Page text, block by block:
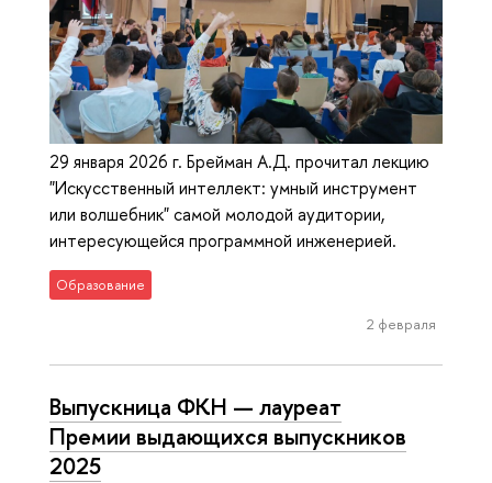
29 января 2026 г. Брейман А.Д. прочитал лекцию
"Искусственный интеллект: умный инструмент
или волшебник" самой молодой аудитории,
интересующейся программной инженерией.
Образование
2 февраля
Выпускница ФКН — лауреат
Премии выдающихся выпускников
2025